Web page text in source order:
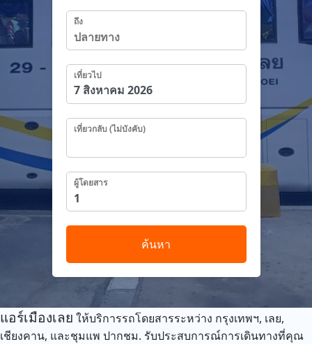
ถึง
เที่ยวไป
เที่ยวกลับ (ไม่บังคับ)
ผู้โดยสาร
ค้นหา
แอร์เมืองเลย ให้บริการรถโดยสารระหว่าง กรุงเทพฯ, เลย,
เชียงคาน, และชุมแพ ปากชม. รับประสบการณ์การเดินทางที่คุณ